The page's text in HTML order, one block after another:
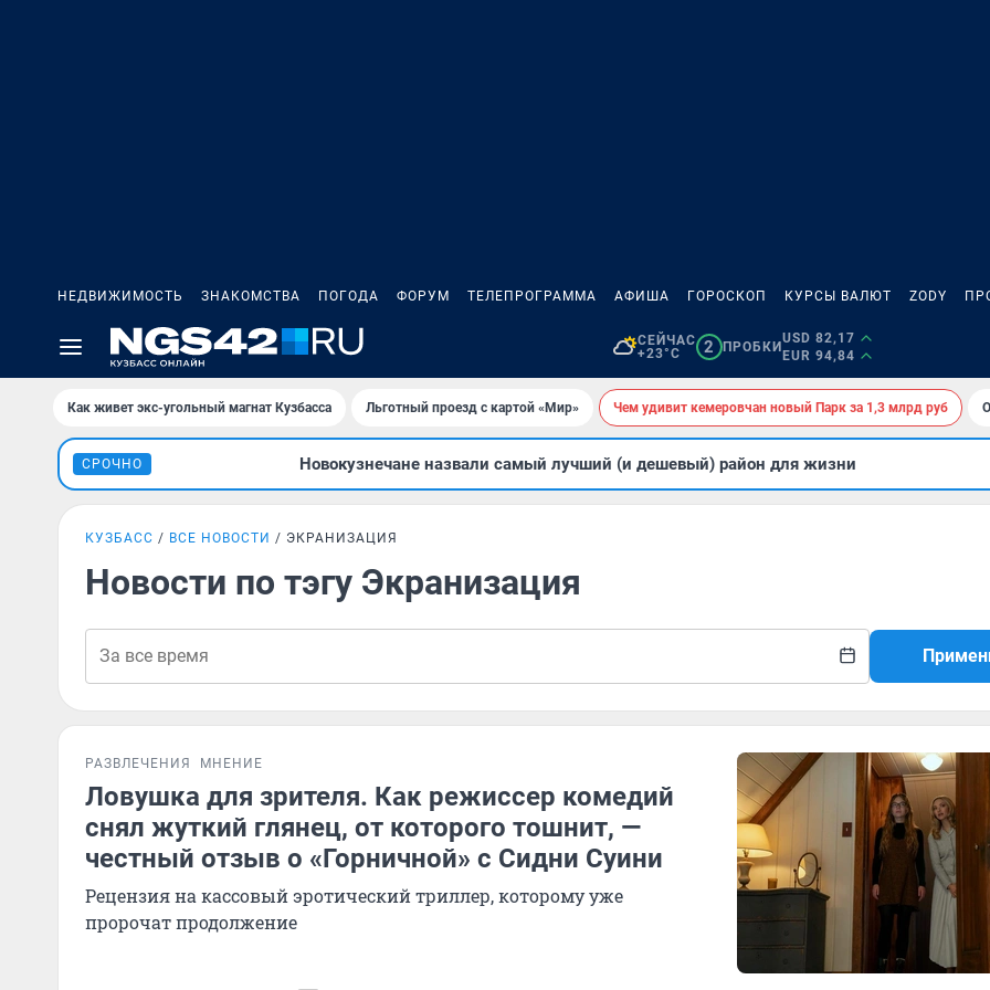
НЕДВИЖИМОСТЬ ЗНАКОМСТВА ПОГОДА ФОРУМ ТЕЛЕПРОГРАММА АФИША ГОРОСКОП КУРСЫ ВАЛЮТ ZODY
СЕЙЧАС
+23°C
2 ПРОБКИ
USD 82,17
EUR 94,84
Как живет экс-угольный магнат Кузбасса Льготный проезд с картой «Мир» Чем удивит кемеровчан новый Парк за 1,3 млрд руб
СРОЧНО Новокузнечане назвали самый лучший (и дешевый) район для жизни
КУЗБАСС ВСЕ НОВОСТИ ЭКРАНИЗАЦИЯ
Новости по тэгу Экранизация
РАЗВЛЕЧЕНИЯ МНЕНИЕ
Ловушка для зрителя. Как режиссер комедий
снял жуткий глянец, от которого тошнит, —
честный отзыв о «Горничной» с Сидни Суини
Рецензия на кассовый эротический триллер, которому уже
пророчат продолжение